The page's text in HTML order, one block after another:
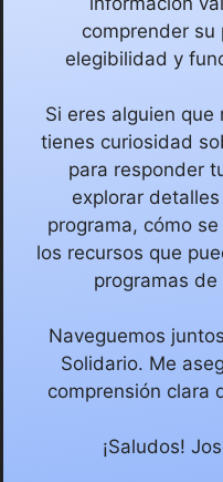
comprender su
elegibilidad y
Si eres alguien
tienes curiosidad
para responder
explorar
programa, cómo
los recursos que
programas
Naveguemos
Solidario. Me
comprensión clara
¡Saludos!